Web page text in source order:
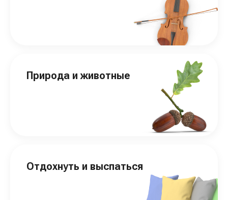
Природа и животные
Отдохнуть и выспаться